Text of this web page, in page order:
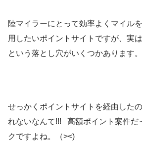
陸マイラーにとって効率よくマイル
用したいポイントサイトですが、実
という落とし穴がいくつかあります。
せっかくポイントサイトを経由した
れないなんて!!! 高額ポイント案件だ
クですよね。（><)